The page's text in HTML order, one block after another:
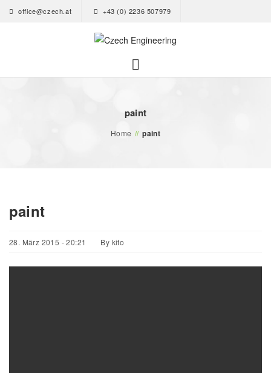
office@czech.at +43 (0) 2236 507979
paint
Home // paint
paint
28. März 2015 - 20:21 By kito